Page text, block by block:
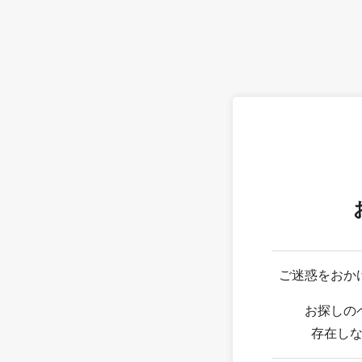
ご迷惑をおか
お探しの
存在し